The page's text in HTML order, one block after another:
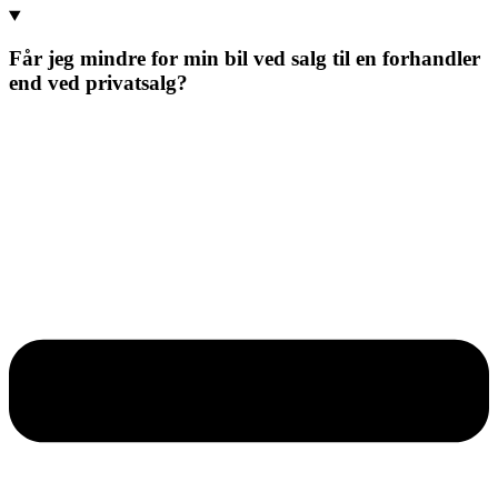
Får jeg mindre for min bil ved salg til en forhandler
end ved privatsalg?